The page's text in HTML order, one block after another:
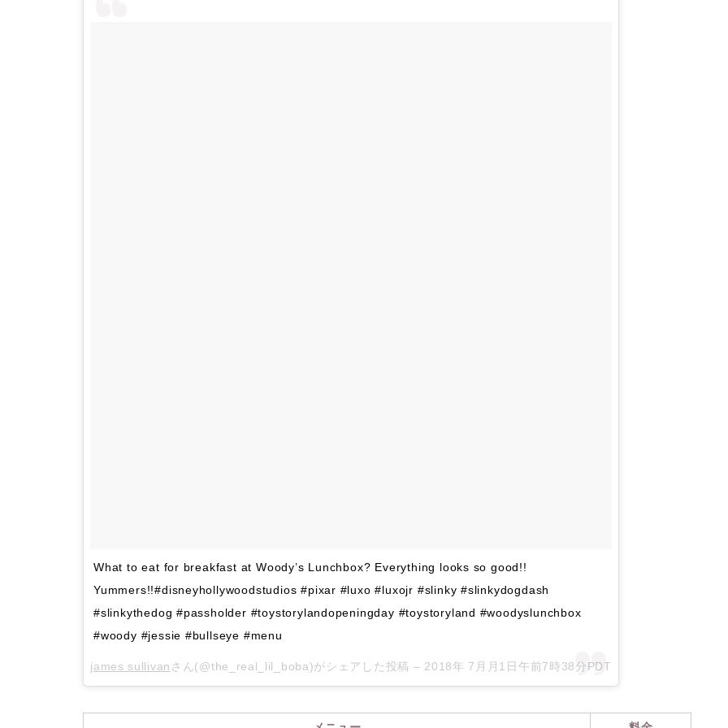
What to eat for breakfast at Woody’s Lunchbox? Everything looks so good!!
Yummers!!#disneyhollywoodstudios #pixar #luxo #luxojr #slinky #slinkydogdash
#slinkythedog #passholder #toystorylandopeningday #toystoryland #woodyslunchbox
#woody #jessie #bullseye #menu
james sullivan さん(@the_real_lil_boba)がシェアした投稿 – 2018年 7月月1日午前7時38分PDT